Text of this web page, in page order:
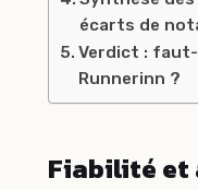
écarts de
Verdict :
Runnerinn ?
Fiabilité